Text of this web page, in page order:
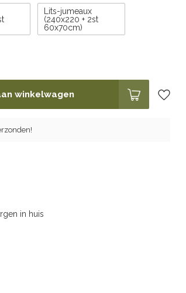
Lits-jumeaux
(240x220 + 2st
60x70cm)
winkelwagen
in huis